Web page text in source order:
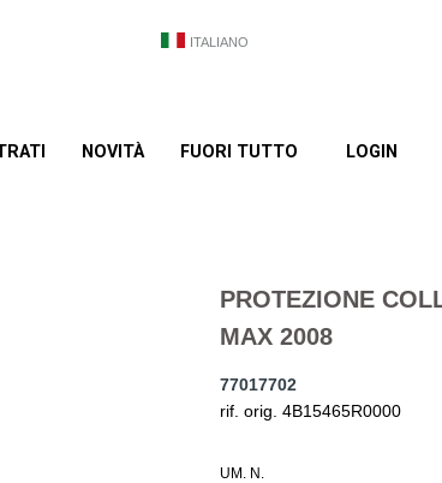
ITALIANO
NOVITÀ FUORI TUTTO LOGIN
PROTEZIONE
MAX 2008
77017702
rif. orig. 4B15465R0000
UM. N.